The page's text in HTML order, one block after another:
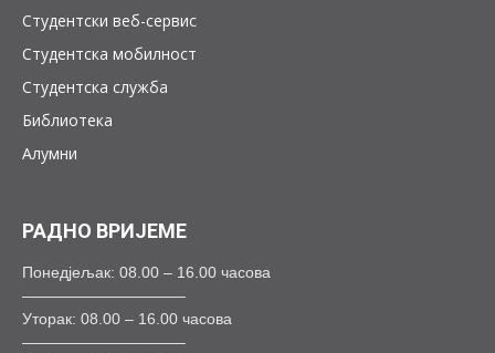
Студентски веб-сервис
Студентска мобилност
Студентска служба
Библиотека
Алумни
РАДНО ВРИЈЕМЕ
Понедјељак: 08.00 – 16.00 часова
——————————–
Уторак: 08.00 – 16.00 часова
——————————–